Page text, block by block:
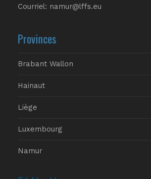
Courriel: namur@lffs.eu
Provinces
Brabant Wallon
Hainaut
Liège
Luxembourg
Namur